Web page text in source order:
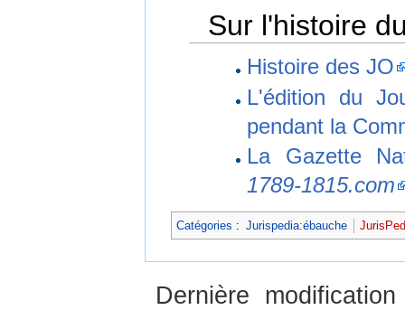
Sur l'histoire
Histoire des JO
L'édition du
pendant la
La Gazette
1789-1815.com
Catégories : Jurispedia:ébauche
Dernière